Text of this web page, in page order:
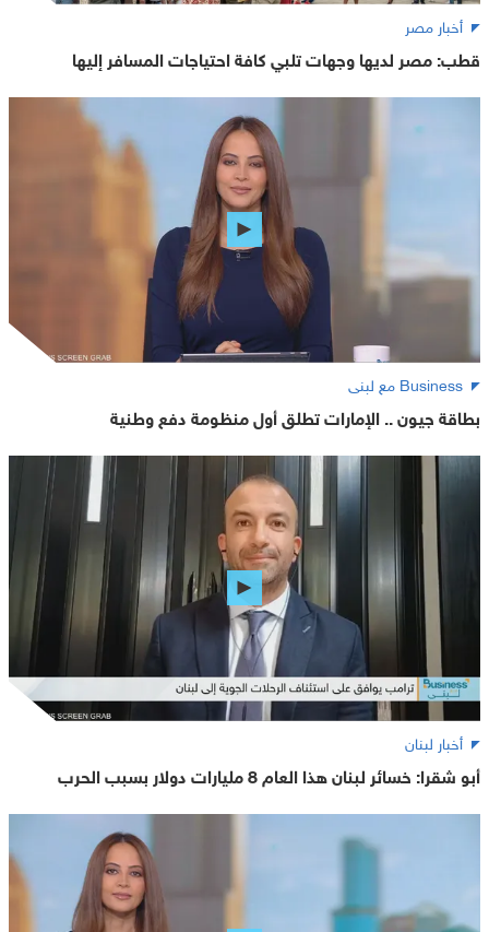
أخبار مصر
قطب: مصر لديها وجهات تلبي كافة احتياجات المسافر إليها
Business مع لبنى
بطاقة جيون .. الإمارات تطلق أول منظومة دفع وطنية
أخبار لبنان
أبو شقرا: خسائر لبنان هذا العام 8 مليارات دولار بسبب الحرب